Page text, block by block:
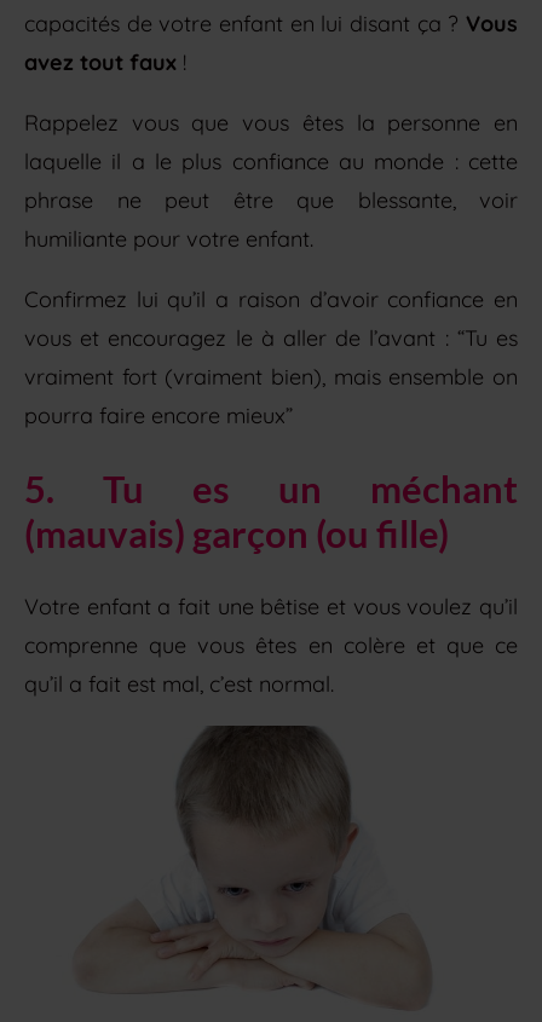
capacités de votre enfant en lui disant ça ? Vous
avez tout faux !
Rappelez vous que vous êtes la personne en
laquelle il a le plus confiance au monde : cette
phrase ne peut être que blessante, voir
humiliante pour votre enfant.
Confirmez lui qu’il a raison d’avoir confiance en
vous et encouragez le à aller de l’avant : “Tu es
vraiment fort (vraiment bien), mais ensemble on
pourra faire encore mieux”
5. Tu es un méchant
(mauvais) garçon (ou fille)
Votre enfant a fait une bêtise et vous voulez qu’il
comprenne que vous êtes en colère et que ce
qu’il a fait est mal, c’est normal.